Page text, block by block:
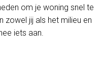
om je woning snel te
zowel jij als het milieu en
iets aan.